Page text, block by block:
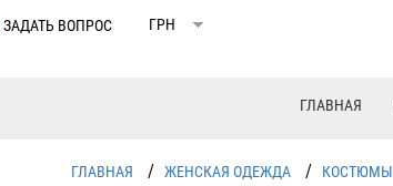
ЗАДАТЬ ВОПРОС
ГЛАВНАЯ
ГЛАВНАЯ / ЖЕНСКАЯ ОДЕЖДА / КОСТЮМЫ